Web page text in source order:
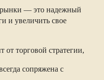
— это надежный
и увеличить свое
торговой стратегии,
сопряжена с